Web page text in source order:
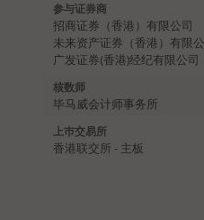
参与证券商
招商证券（香港）有限公司
未来资产证券（香港）有限
广发证券(香港)经纪有限公司
核数师
毕马威会计师事务所
上巿交易所
香港联交所 - 主板